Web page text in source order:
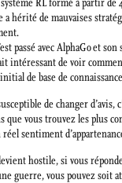
RL formé à partir
a hérité de mauvaises
passé avec AlphaGo et son
intéressant de voir
de base de
de changer d’avis,
que vous trouvez les plus
sentiment
hostile, si vous
guerre, vous pouvez soit